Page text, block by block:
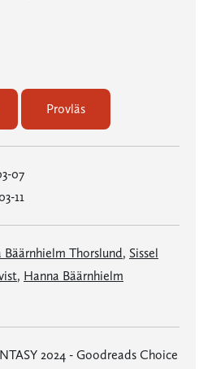
Provläs
07
11
Bäärnhielm Thorslund, Sissel
, Hanna Bäärnhielm
2024 - Goodreads Choice